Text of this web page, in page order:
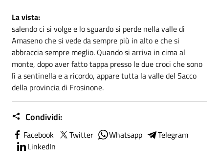
La vista:
salendo ci si volge e lo sguardo si perde nella valle di
Amaseno che si vede da sempre più in alto e che si
abbraccia sempre meglio. Quando si arriva in cima al
monte, dopo aver fatto tappa presso le due croci che sono
lì a sentinella e a ricordo, appare tutta la valle del Sacco
della provincia di Frosinone.
Condividi:
Facebook Twitter Whatsapp
Telegram
LinkedIn